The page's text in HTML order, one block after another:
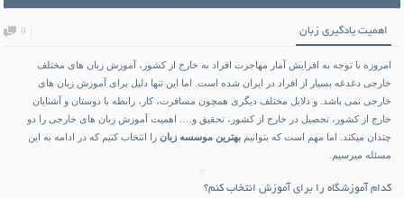
اهمیت یادگیری زبان 0
امروزه با توجه به افزایش آمار مهاجرت افراد به خارج از کشور، آموزش زبان های مختلف
خارجی دغدغه بسیار از افراد در ایران شده است. اما این تنها دلیل برای آموزش زبان های
خارجی نمی باشد. و دلایل مختلف دیگری همچون مسافرت، کار، رابطه با دوستان و آشنایان
خارج از کشور، تحصیل در خارج از کشور، تحقیق و…. اهمیت آموزش زبان های خارجی را دو
چندان میکند. اما مهم است که بتوانیمبهترین موسسه زبان را انتخاب کنیم که در ادامه به این
مسئله میرسیم.
کدام آموزشگاه را برای آموزش انتخاب کنم؟